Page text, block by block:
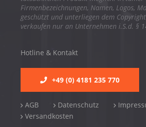
Firmenbezeichnungen, Namen, Logos,
geschützt und unterliegen dem
verkaufen nur an Unternehmen i.S.d. §
Hotline & Kontakt
+49 (0) 4181 235 770
AGB Datenschutz
Versandkosten